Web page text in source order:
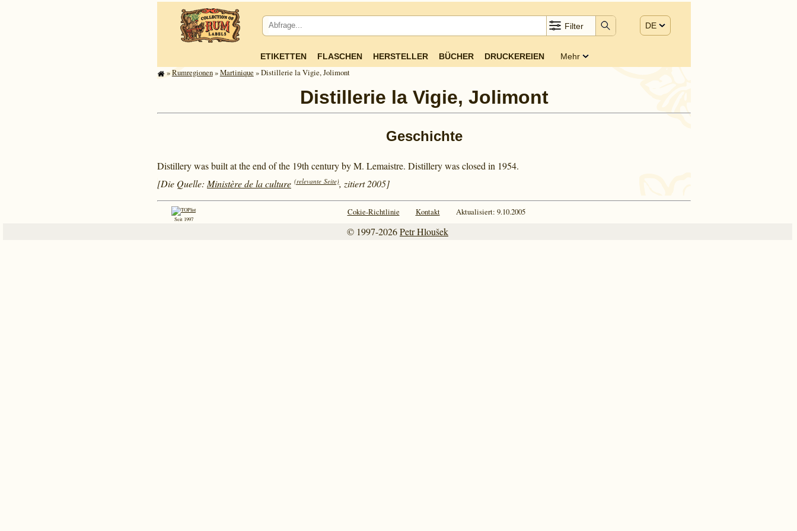
Filter DE
ETIKETTEN FLASCHEN HERSTELLER BÜCHER DRUCKEREIEN Mehr
»Rum­re­gi­o­nen»Mar­ti­ni­que » Distillerie la Vigie, Jolimont
Distillerie la Vigie, Jolimont
Geschichte
Distillery was built at the end of the 19th century by M. Lemaistre. Distillery was closed in 1954.
[Die Quelle: Ministère de la culture (relevante Seite), zitiert 2005]
Seit 1997
Cokie-Richtlinie Kontakt Aktualisiert: 9.10.2005
© 1997-2026Petr Hloušek